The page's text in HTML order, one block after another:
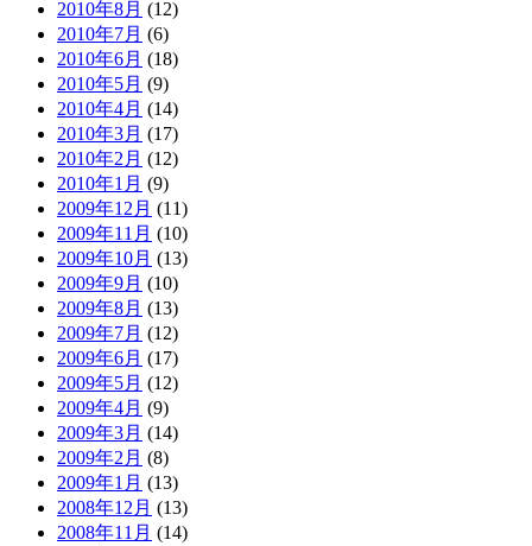
2010年8月 (12)
2010年7月 (6)
2010年6月 (18)
2010年5月 (9)
2010年4月 (14)
2010年3月 (17)
2010年2月 (12)
2010年1月 (9)
2009年12月 (11)
2009年11月 (10)
2009年10月 (13)
2009年9月 (10)
2009年8月 (13)
2009年7月 (12)
2009年6月 (17)
2009年5月 (12)
2009年4月 (9)
2009年3月 (14)
2009年2月 (8)
2009年1月 (13)
2008年12月 (13)
2008年11月 (14)